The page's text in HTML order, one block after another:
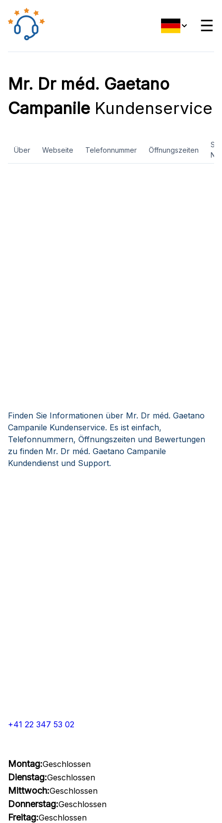
☰
Mr. Dr méd. Gaetano
Campanile Kundenservice
Über Webseite Telefonnummer Öffnungszeiten
Finden Sie Informationen über Mr. Dr méd. Gaetano
Campanile Kundenservice. Es ist einfach,
Telefonnummern, Öffnungszeiten und Bewertungen
zu finden Mr. Dr méd. Gaetano Campanile
Kundendienst und Support.
+41 22 347 53 02
Montag:Geschlossen
Dienstag:Geschlossen
Mittwoch:Geschlossen
Donnerstag:Geschlossen
Freitag:Geschlossen